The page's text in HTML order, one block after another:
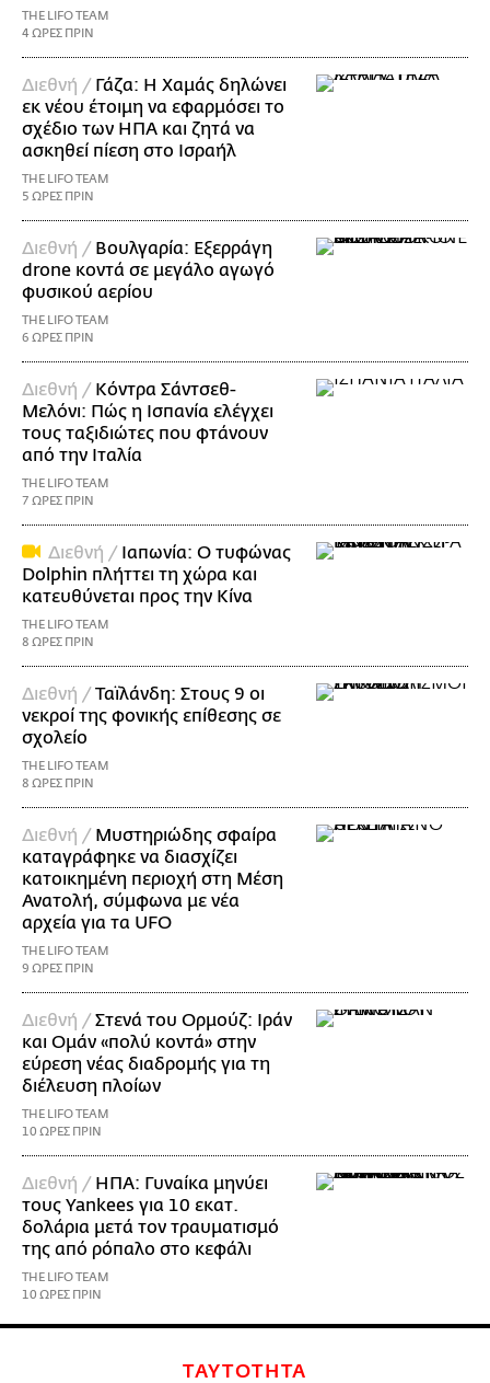
THE LIFO TEAM
4 ΩΡΕΣ ΠΡΙΝ
Διεθνή / Γάζα: Η Χαμάς δηλώνει
εκ νέου έτοιμη να εφαρμόσει το
σχέδιο των ΗΠΑ και ζητά να
ασκηθεί πίεση στο Ισραήλ
THE LIFO TEAM
5 ΩΡΕΣ ΠΡΙΝ
Διεθνή / Βουλγαρία: Εξερράγη
drone κοντά σε μεγάλο αγωγό
φυσικού αερίου
THE LIFO TEAM
6 ΩΡΕΣ ΠΡΙΝ
Διεθνή / Κόντρα Σάντσεθ-
Μελόνι: Πώς η Ισπανία ελέγχει
τους ταξιδιώτες που φτάνουν
από την Ιταλία
THE LIFO TEAM
7 ΩΡΕΣ ΠΡΙΝ
Διεθνή / Ιαπωνία: Ο τυφώνας
Dolphin πλήττει τη χώρα και
κατευθύνεται προς την Κίνα
THE LIFO TEAM
8 ΩΡΕΣ ΠΡΙΝ
Διεθνή / Ταϊλάνδη: Στους 9 οι
νεκροί της φονικής επίθεσης σε
σχολείο
THE LIFO TEAM
8 ΩΡΕΣ ΠΡΙΝ
Διεθνή / Μυστηριώδης σφαίρα
καταγράφηκε να διασχίζει
κατοικημένη περιοχή στη Μέση
Ανατολή, σύμφωνα με νέα
αρχεία για τα UFO
THE LIFO TEAM
9 ΩΡΕΣ ΠΡΙΝ
Διεθνή / Στενά του Ορμούζ: Ιράν
και Ομάν «πολύ κοντά» στην
εύρεση νέας διαδρομής για τη
διέλευση πλοίων
THE LIFO TEAM
10 ΩΡΕΣ ΠΡΙΝ
Διεθνή / ΗΠΑ: Γυναίκα μηνύει
τους Yankees για 10 εκατ.
δολάρια μετά τον τραυματισμό
της από ρόπαλο στο κεφάλι
THE LIFO TEAM
10 ΩΡΕΣ ΠΡΙΝ
ΤΑΥΤΟΤΗΤΑ